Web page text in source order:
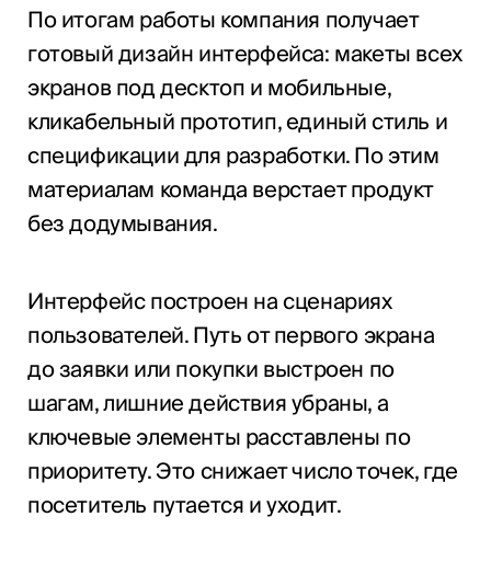
По итогам работы компания получает
готовый дизайн интерфейса: макеты всех
экранов под десктоп и мобильные,
кликабельный прототип, единый стиль и
спецификации для разработки. По этим
материалам команда верстает продукт
без додумывания.
Интерфейс построен на сценариях
пользователей. Путь от первого экрана
до заявки или покупки выстроен по
шагам, лишние действия убраны, а
ключевые элементы расставлены по
приоритету. Это снижает число точек, где
посетитель путается и уходит.